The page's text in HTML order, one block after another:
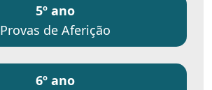
5º ano
Provas de Aferição
6º ano